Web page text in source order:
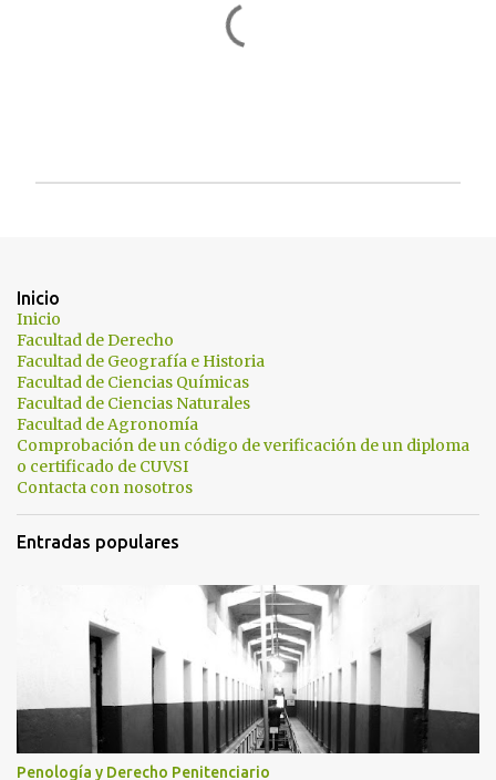
i
c
a
r
u
n
c
o
m
e
n
t
a
r
Inicio
Inicio
Facultad de Derecho
Facultad de Geografía e Historia
Facultad de Ciencias Químicas
Facultad de Ciencias Naturales
Facultad de Agronomía
Comprobación de un código de verificación de un diploma
o certificado de CUVSI
Contacta con nosotros
Entradas populares
Penología y Derecho Penitenciario